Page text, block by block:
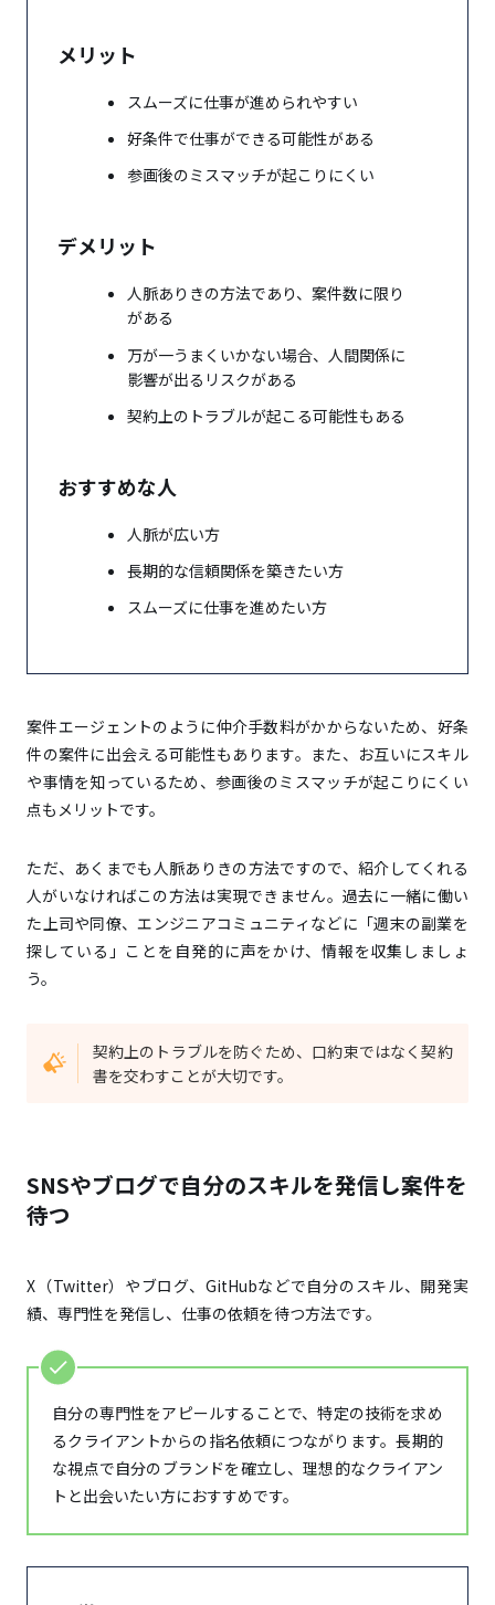
メリット
スムーズに仕事が進められやすい
好条件で仕事ができる可能性がある
参画後のミスマッチが起こりにくい
デメリット
人脈ありきの方法であり、案件数に限り
がある
万が一うまくいかない場合、人間関係に
影響が出るリスクがある
契約上のトラブルが起こる可能性もある
おすすめな人
人脈が広い方
長期的な信頼関係を築きたい方
スムーズに仕事を進めたい方
案件エージェントのように仲介手数料がかからないため、好条
件の案件に出会える可能性もあります。また、お互いにスキル
や事情を知っているため、参画後のミスマッチが起こりにくい
点もメリットです。
ただ、あくまでも人脈ありきの方法ですので、紹介してくれる
人がいなければこの方法は実現できません。過去に一緒に働い
た上司や同僚、エンジニアコミュニティなどに「週末の副業を
探している」ことを自発的に声をかけ、情報を収集しましょ
う。
契約上のトラブルを防ぐため、口約束ではなく契約
書を交わすことが大切です。
SNSやブログで自分のスキルを発信し案件を
待つ
X（Twitter）やブログ、GitHubなどで自分のスキル、開発実
績、専門性を発信し、仕事の依頼を待つ方法です。
自分の専門性をアピールすることで、特定の技術を求め
るクライアントからの指名依頼につながります。長期的
な視点で自分のブランドを確立し、理想的なクライアン
トと出会いたい方におすすめです。